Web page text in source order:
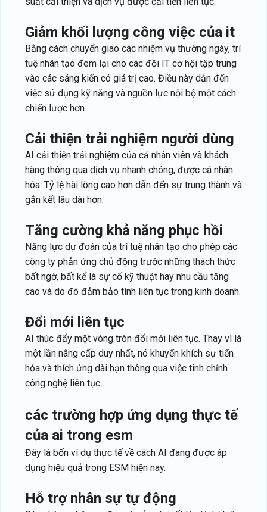
giảm khối lượng công việc của it
Bằng cách chuyển giao các nhiệm vụ thường ngày, trí
tuệ nhân tạo đem lại cho các đội IT cơ hội tập trung
vào các sáng kiến có giá trị cao. Điều này dẫn đến
việc sử dụng kỹ năng và nguồn lực nội bộ một cách
chiến lược hơn.
cải thiện trải nghiệm người dùng
AI cải thiện trải nghiệm của cả nhân viên và khách
hàng thông qua dịch vụ nhanh chóng, được cá nhân
hóa. Tỷ lệ hài lòng cao hơn dẫn đến sự trung thành và
gắn kết lâu dài hơn.
tăng cường khả năng phục hồi
Năng lực dự đoán của trí tuệ nhân tạo cho phép các
công ty phản ứng chủ động trước những thách thức
bất ngờ, bất kể là sự cố kỹ thuật hay nhu cầu tăng
cao và do đó đảm bảo tính liên tục trong kinh doanh.
đổi mới liên tục
AI thúc đẩy một vòng tròn đổi mới liên tục. Thay vì là
một lần nâng cấp duy nhất, nó khuyến khích sự tiến
hóa và thích ứng dài hạn thông qua việc tinh chỉnh
công nghệ liên tục.
các trường hợp ứng dụng thực tế
của ai trong esm
Đây là bốn ví dụ thực tế về cách AI đang được áp
dụng hiệu quả trong ESM hiện nay.
hỗ trợ nhân sự tự động